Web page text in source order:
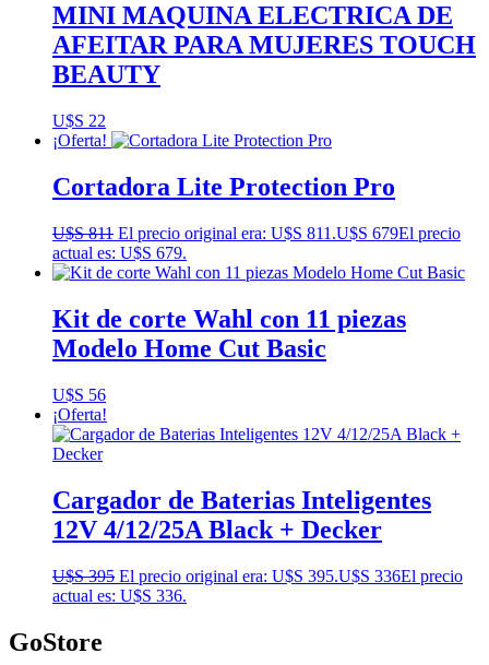
MINI MAQUINA ELECTRICA DE
AFEITAR PARA MUJERES TOUCH
BEAUTY
U$S 22
¡Oferta!
Cortadora Lite Protection Pro
U$S811 El precio original era: U$S 811.U$S 679El precio
actual es: U$S 679.
Kit de corte Wahl con 11 piezas
Modelo Home Cut Basic
U$S 56
¡Oferta!
Cargador de Baterias Inteligentes
12V 4/12/25A Black + Decker
U$S395 El precio original era: U$S 395.U$S 336El precio
actual es: U$S 336.
GoStore